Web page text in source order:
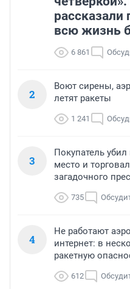
всю жизнь
6 861
2
Воют сирены,
летят ракеты
1 241
3
Покупатель
место и
загадочного
735
4
Не работают
интернет: в
ракетную
612